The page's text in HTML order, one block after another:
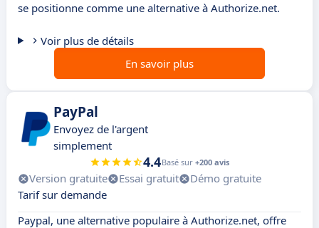
se positionne comme une alternative à Authorize.net.
Voir plus de détails
En savoir plus
PayPal
Envoyez de l'argent
simplement
4.4Basé sur +200 avis
Version gratuite Essai gratuit
Démo gratuite
Tarif sur demande
Paypal, une alternative populaire à Authorize.net, offre